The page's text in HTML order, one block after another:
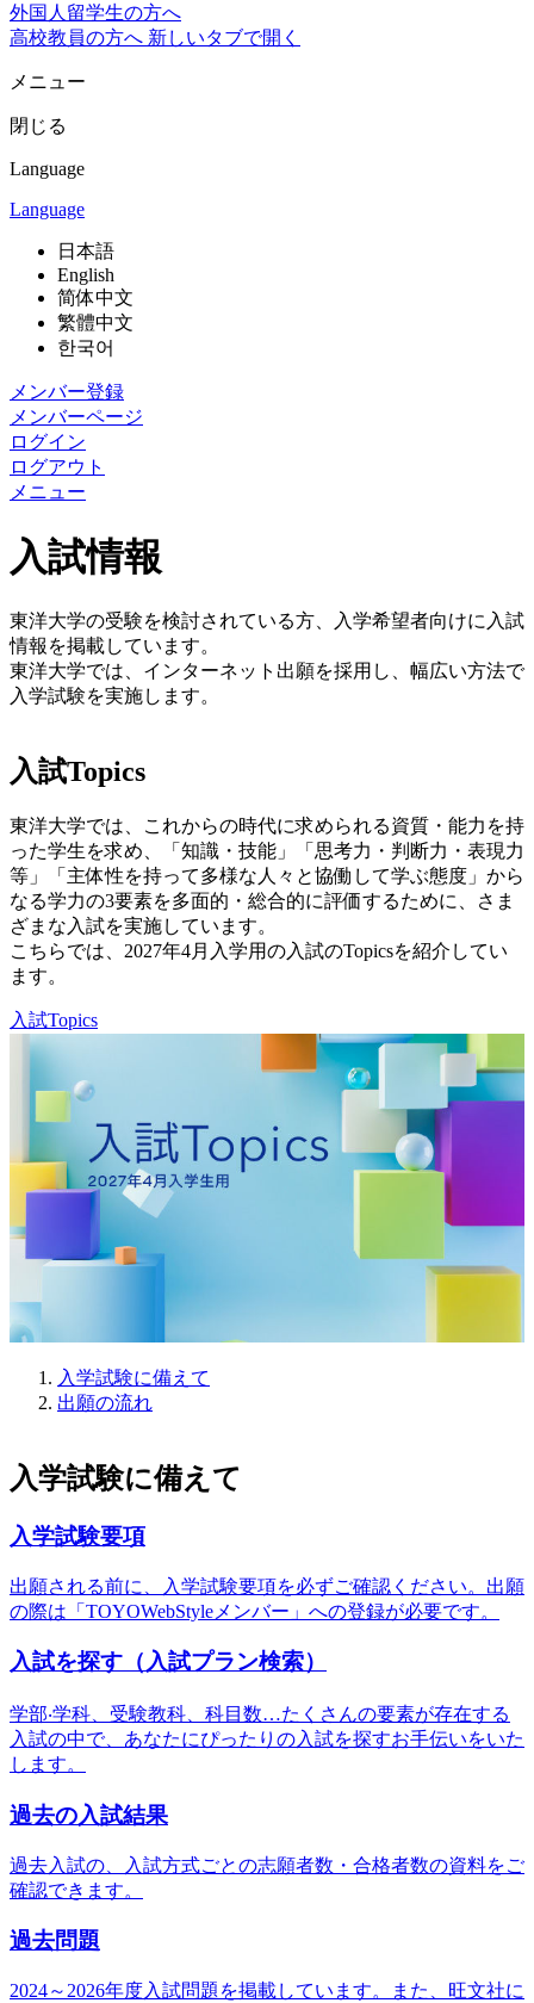
外国人留学生の方へ
高校教員の方へ 新しいタブで開く
メニュー
閉じる
Language
Language
日本語
English
简体中文
繁體中文
한국어
メンバー登録
メンバーページ
ログイン
ログアウト
メニュー
入試情報
東洋大学の受験を検討されている方、入学希望者向けに入試
情報を掲載しています。
東洋大学では、インターネット出願を採用し、幅広い方法で
入学試験を実施します。
入試Topics
東洋大学では、これからの時代に求められる資質・能力を持
った学生を求め、「知識・技能」「思考力・判断力・表現力
等」「主体性を持って多様な人々と協働して学ぶ態度」から
なる学力の3要素を多面的・総合的に評価するために、さま
ざまな入試を実施しています。
こちらでは、2027年4月入学用の入試のTopicsを紹介してい
ます。
入試Topics
入学試験に備えて
出願の流れ
入学試験に備えて
入学試験要項
出願される前に、⼊学試験要項を必ずご確認ください。出願
の際は「TOYOWebStyleメンバー」への登録が必要です。
入試を探す（入試プラン検索）
学部‧学科、受験教科、科⽬数…たくさんの要素が存在する
⼊試の中で、あなたにぴったりの⼊試を探すお⼿伝いをいた
します。
過去の入試結果
過去入試の、入試方式ごとの志願者数・合格者数の資料をご
確認できます。
過去問題
2024～2026年度入試問題を掲載しています。また、旺文社に